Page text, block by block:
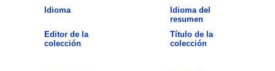
Idioma
Idioma del
resumen
Editor de la
colección
Título de la
colección